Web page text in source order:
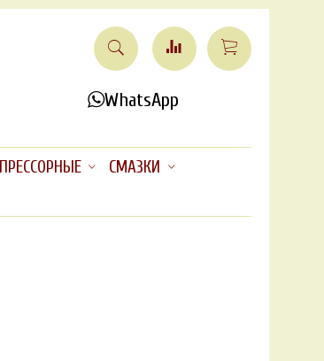
WhatsApp
СМАЗКИ